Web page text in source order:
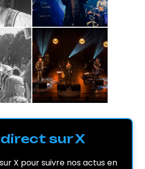
direct sur X
X pour suivre nos actus en